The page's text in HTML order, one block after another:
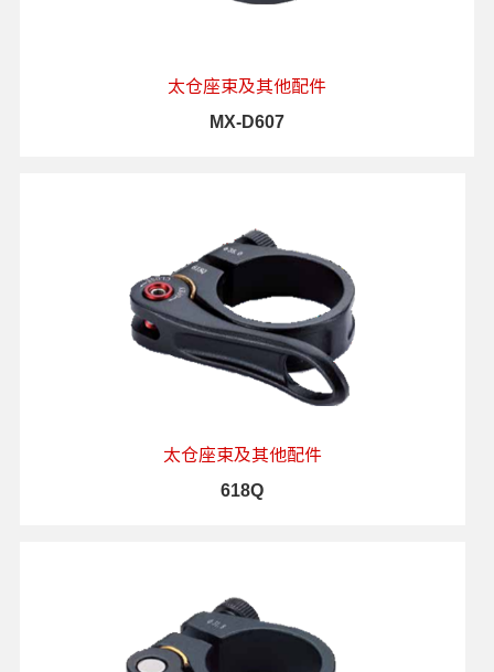
太仓座束及其他配件
MX-D607
太仓座束及其他配件
618Q